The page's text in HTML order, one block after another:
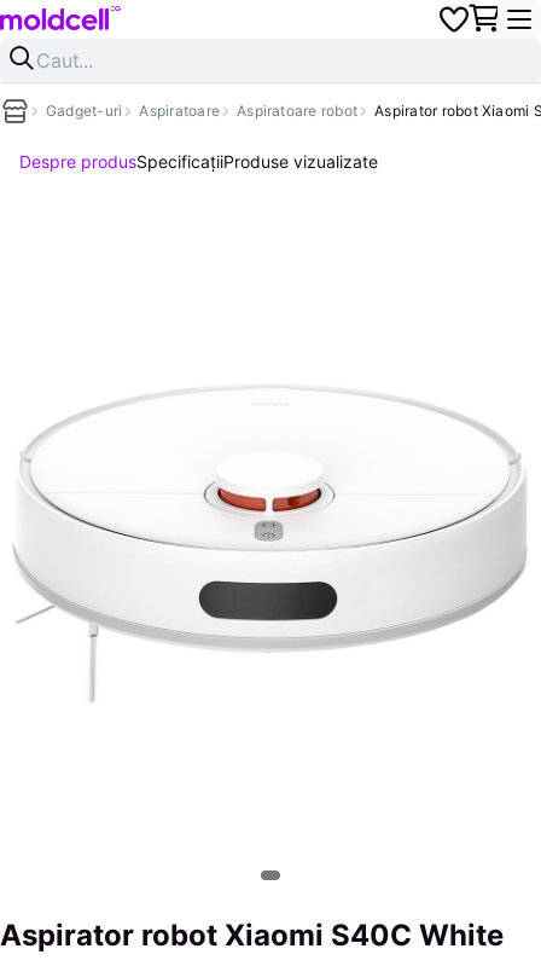
Gadget-uri Aspiratoare Aspiratoare robot Aspirator robot Xiaomi
Despre produsSpecificațiiProduse vizualizate
Aspirator robot Xiaomi S40C White